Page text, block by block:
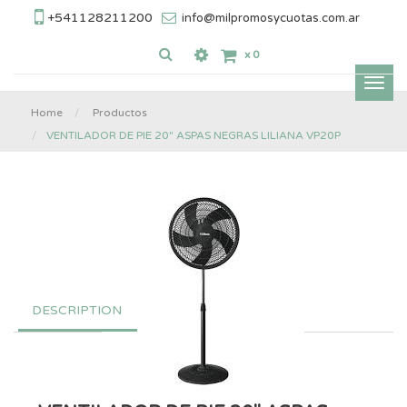
+541128211200 info@milpromosycuotas.com.ar
x 0
Home
Productos
VENTILADOR DE PIE 20" ASPAS NEGRAS LILIANA VP20P
DESCRIPTION